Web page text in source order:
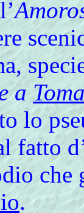
a
lo
fatto
che
.